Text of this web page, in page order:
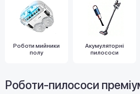
Роботи мийники
полу
Акумуляторні
пилососи
Роботи-пилососи